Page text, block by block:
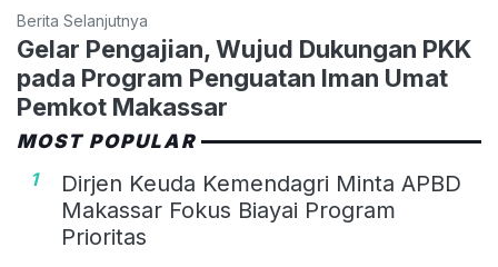
Berita Selanjutnya
Gelar Pengajian, Wujud Dukungan PKK
pada Program Penguatan Iman Umat
Pemkot Makassar
MOST POPULAR
1
Dirjen Keuda Kemendagri Minta APBD
Makassar Fokus Biayai Program
Prioritas